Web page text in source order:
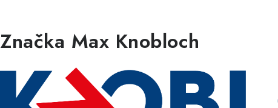
Značka Max Knobloch